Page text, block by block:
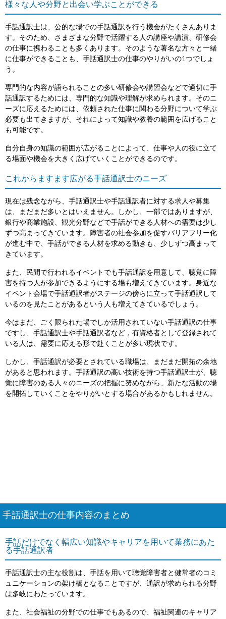
様々な人や分野と出会い学ぶことができる
手話通訳士は、公的な場での手話通訳を行う機会がたくさんありま
す。そのため、さまざまな分野で活躍する人の講座や講演、研修会
の仕事に携わることも多くあります。そのような著名な方々と一緒
に仕事ができることも、手話通訳士の仕事のやりがいの1つでしょ
う。
専門的な内容が語られることの多い研修会や講習会などで適切に手
話通訳するためには、専門的な知識や理解が求められます。そのニ
ーズに応えるためには、依頼された仕事に関わる分野について学ぶ
必要も出てきますが、それによって知識や教養の範囲を広げること
も可能です。
自分自身の知識の範囲が広がることによって、仕事や人の役に立て
る場面や機会を大きく広げていくことができるのです。
これからますます広がる手話通訳士のニーズ
現在は残念ながら、手話通訳士や手話通訳者に対する求人や募集
は、まだまだ多いとはいえません。しかし、一部ではありますが、
銀行や商業施設、観光分野などで手話ができる人材への需要は少し
ずつ高まってきています。障害者の社会参加を促すバリアフリー化
が進む中で、手話ができる人材を求める動きも、少しずつ高まって
きています。
また、民間で行われるイベントでも手話通訳を用意して、聴覚に障
害を持つ人が参加できるようにする場も増えてきています。身近な
イベント会場で手話通訳者がステージの傍らに立って手話通訳して
いるのを見たことがあるという人も増えてきているでしょう。
今はまだ、ごく限られた場でしか活用されていない手話通訳の仕事
ですし、手話通訳士や手話通訳者など，有資格者として登録されて
いる人は、需要に応える形で赴くことが多い現状です。
しかし、手話通訳が必要とされている職場は、まだまだ開拓の余地
があると思われます。手話通訳の高い技術を持つ手話通訳士が、聴
覚に障害のある人々のニーズの把握に努めながら、新たな活動の場
を開拓していくことをやりがいとする場合があるかもしれません。
手話通訳士の仕事内容のまとめ
手話だけでなく幅広い知識やキャリアを用いて業務にあた
る手話通訳者
手話通訳士の主な役割は、手話を用いて聴覚障害者と健常者のコミ
ュニケーションの架け橋となることですが、通訳が求められる分野
は多岐にわたっています。
また、社会福祉の分野での仕事でもあるので、福祉関連のキャリア